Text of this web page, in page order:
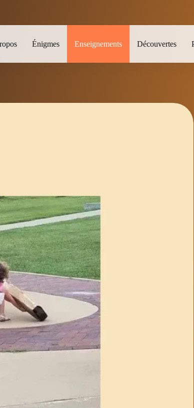
Énigmes Enseignements Découvertes